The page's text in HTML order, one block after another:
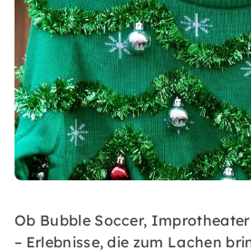
Ob Bubble Soccer,
– Erlebnisse, die zum Lachen